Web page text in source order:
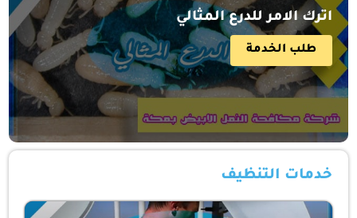
اترك الامر للدرع المثالي
طلب الخدمة
خدمات التنظيف